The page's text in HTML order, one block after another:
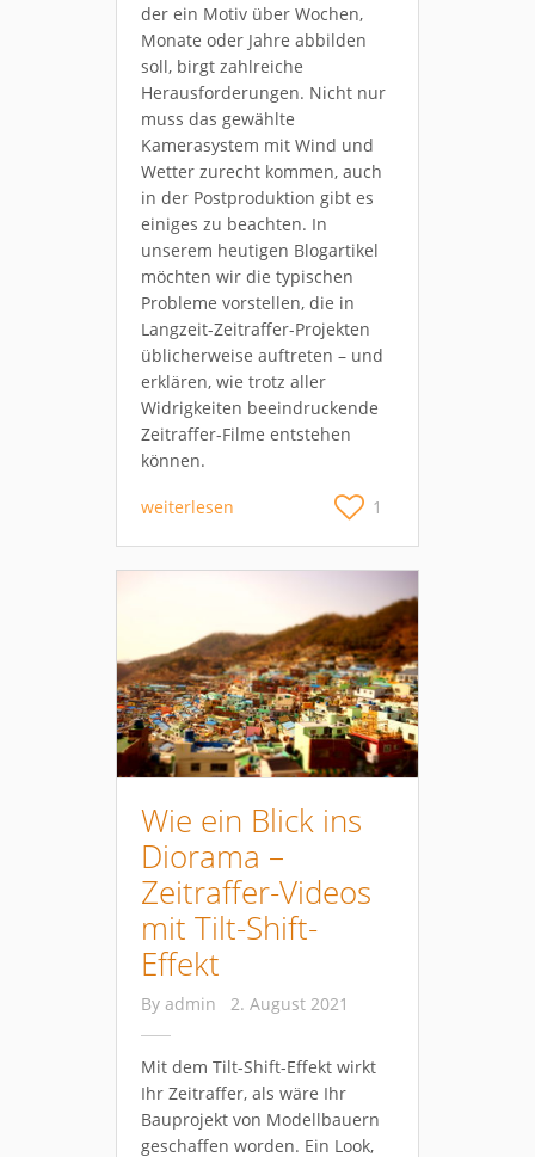
der ein Motiv über Wochen,
Monate oder Jahre abbilden
soll, birgt zahlreiche
Herausforderungen. Nicht nur
muss das gewählte
Kamerasystem mit Wind und
Wetter zurecht kommen, auch
in der Postproduktion gibt es
einiges zu beachten. In
unserem heutigen Blogartikel
möchten wir die typischen
Probleme vorstellen, die in
Langzeit-Zeitraffer-Projekten
üblicherweise auftreten – und
erklären, wie trotz aller
Widrigkeiten beeindruckende
Zeitraffer-Filme entstehen
können.
weiterlesen 1
Wie ein Blick ins
Diorama –
Zeitraffer-Videos
mit Tilt-Shift-
Effekt
By admin 2. August 2021
Mit dem Tilt-Shift-Effekt wirkt
Ihr Zeitraffer, als wäre Ihr
Bauprojekt von Modellbauern
geschaffen worden. Ein Look,